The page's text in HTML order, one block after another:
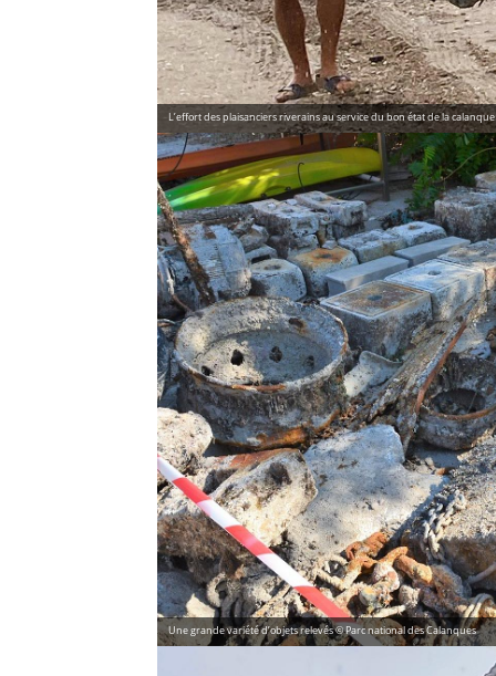
L’effort des plaisanciers riverains au service du bon état de la
Une grande variété d’objets relevés © Parc national des Calanques